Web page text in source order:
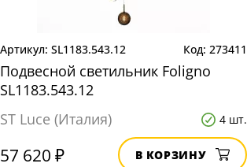
SL1183.543.12 273411
Подвесной светильник Foligno
SL1183.543.12
ST Luce (Италия)
4 шт.
57 620 ₽ В КОРЗИНУ